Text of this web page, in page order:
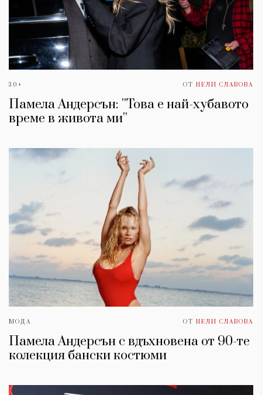
30+ ОТ НЕЛИ СЛАВОВА
Памела Андерсън: ''Това е най-хубавото
време в живота ми''
МОДА ОТ НЕЛИ СЛАВОВА
Памела Андерсън с вдъхновена от 90-те
колекция бански костюми